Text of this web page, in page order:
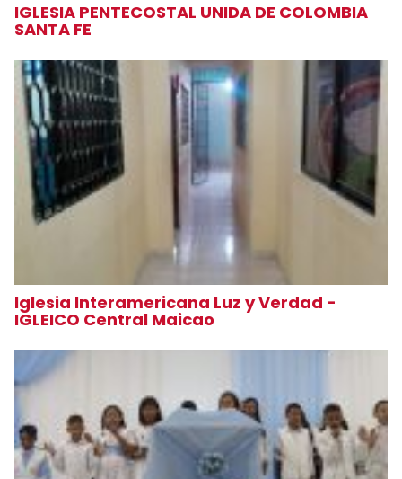
IGLESIA PENTECOSTAL UNIDA DE COLOMBIA
SANTA FE
Iglesia Interamericana Luz y Verdad -
IGLEICO Central Maicao